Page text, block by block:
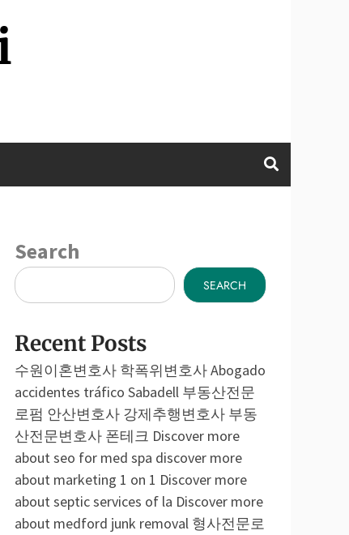
Search
SEARCH
Recent Posts
수원이혼변호사 학폭위변호사Abogado
accidentes tráfico Sabadell 부동산전문
로펌 안산변호사 강제추행변호사 부동
산전문변호사 폰테크 Discover more
about seo for med spa discover more
about marketing 1 on 1 Discover more
about septic services of la Discover more
about medford junk removal 형사전문로